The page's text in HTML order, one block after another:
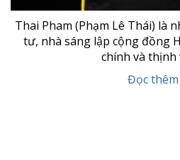
Thai Pham (Phạm Lê Thái) là
tư, nhà sáng lập cộng đồng
chính và
Đọc